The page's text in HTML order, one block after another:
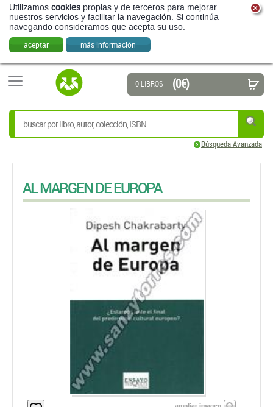
Utilizamos cookies propias y de terceros para mejorar
nuestros servicios y facilitar la navegación. Si continúa
navegando consideramos que acepta su uso.
aceptar más información
Búsqueda Avanzada
0 LIBROS (0 €)
AL MARGEN DE EUROPA